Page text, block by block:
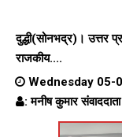
दुद्धी(सोनभद्र)। उत्तर
राजकीय....
Wednesday 05-
: मनीष कुमार संवाददाता